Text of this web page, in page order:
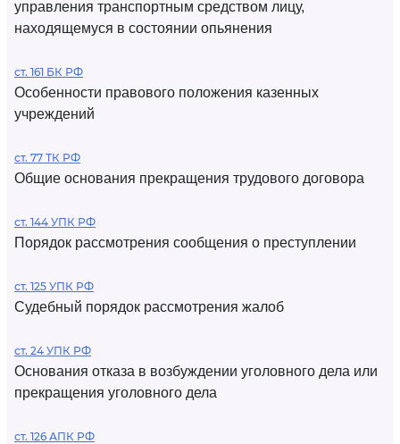
управления транспортным средством лицу,
находящемуся в состоянии опьянения
ст. 161 БК РФ
Особенности правового положения казенных
учреждений
ст. 77 ТК РФ
Общие основания прекращения трудового договора
ст. 144 УПК РФ
Порядок рассмотрения сообщения о преступлении
ст. 125 УПК РФ
Судебный порядок рассмотрения жалоб
ст. 24 УПК РФ
Основания отказа в возбуждении уголовного дела или
прекращения уголовного дела
ст. 126 АПК РФ